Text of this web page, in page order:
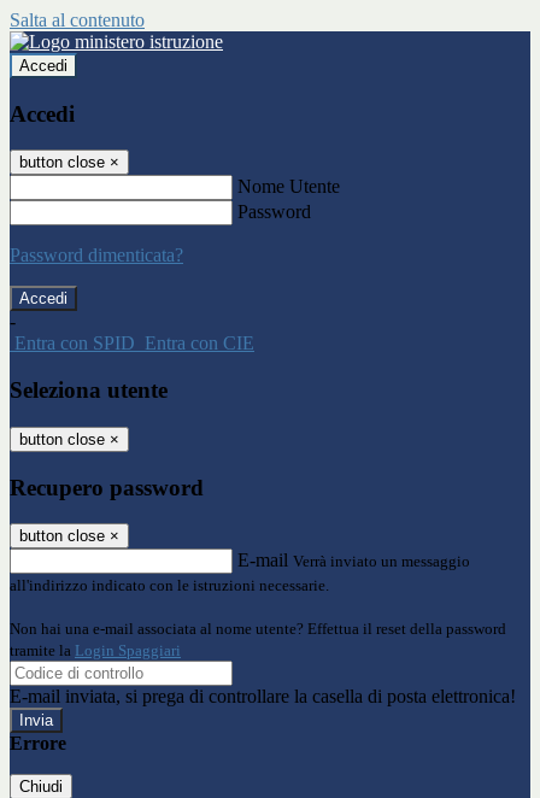
Salta al contenuto
Accedi
Accedi
button close ×
Nome Utente
Password
Password dimenticata?
-
Entra con SPID Entra con CIE
Seleziona utente
button close ×
Recupero password
button close ×
E-mail Verrà inviato un messaggio
all'indirizzo indicato con le istruzioni necessarie.
Non hai una e-mail associata al nome utente? Effettua il reset della password
tramite la Login Spaggiari
E-mail inviata, si prega di controllare la casella di posta elettronica!
Errore
Chiudi